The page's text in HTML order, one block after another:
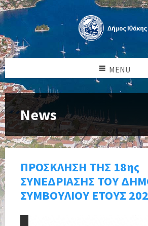
MENU
News
ΠΡΟΣΚΛΗΣΗ ΤΗΣ 18ης
ΣΥΝΕΔΡΙΑΣΗΣ ΤΟΥ
ΣΥΜΒΟΥΛΙΟΥ ΕΤΟΥΣ